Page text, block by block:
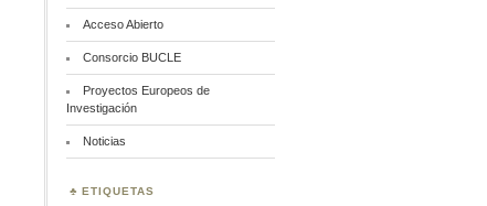
Acceso Abierto
Consorcio BUCLE
Proyectos Europeos de
Investigación
Noticias
ETIQUETAS